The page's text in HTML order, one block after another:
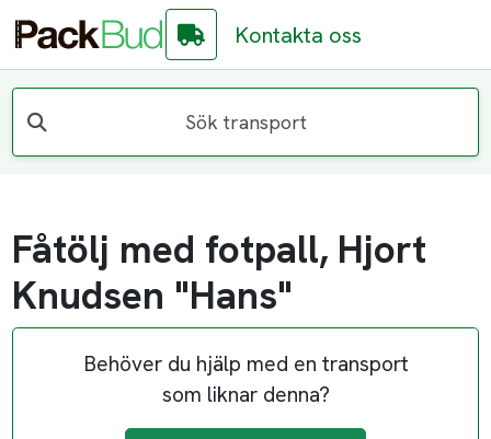
Kontakta oss
Sök transport
Fåtölj med fotpall, Hjort
Knudsen "Hans"
Behöver du hjälp med en transport
som liknar denna?